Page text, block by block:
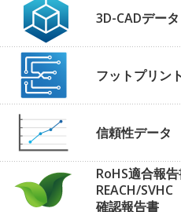
3D-CADデータ
フットプリン
信頼性データ
RoHS適合報
REACH/SVHC
確認報告書